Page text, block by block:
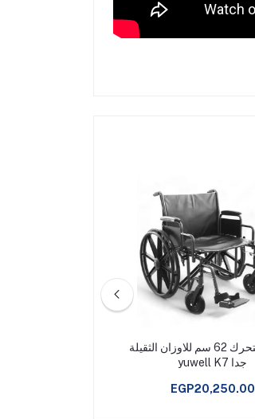
كرسي متحرك 62 سم للاوزان الثقيلة
جدا yuwell K7
EGP20,250.00